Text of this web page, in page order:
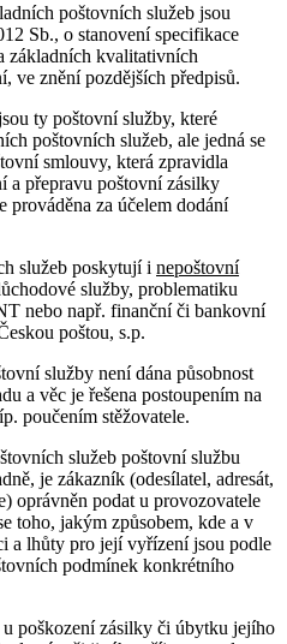
poštovních služeb jsou
Sb., o stanovení specifikace
základních kvalitativních
ve znění pozdějších předpisů.
ty poštovní služby, které
poštovních služeb, ale jedná se
smlouvy, která zpravidla
a přepravu poštovní zásilky
prováděna za účelem dodání
služeb poskytují i nepoštovní
služby, problematiku
nebo např. finanční či bankovní
poštou, s.p.
služby není dána působnost
a věc je řešena postoupením na
poučením stěžovatele.
služeb poštovní službu
je zákazník (odesílatel, adresát,
oprávněn podat u provozovatele
toho, jakým způsobem, kde a v
a lhůty pro její vyřízení jsou podle
podmínek konkrétního
poškození zásilky či úbytku jejího